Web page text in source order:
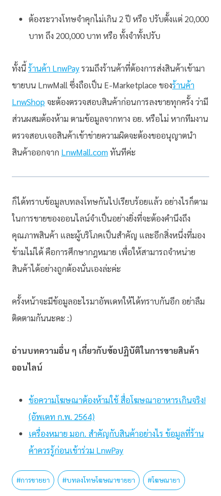
ต้องระวางโทษจำคุกไม่เกิน 2 ปี หรือ ปรับตั้งแต่ 20,000
บาท ถึง 200,000 บาท หรือ ทั้งจำทั้งปรับ
ทั้งนี้ร้านค้า LnwPayรวมถึงร้านค้าที่ต้องการส่งสินค้าเข้ามา
ขายบน LnwMall ซึ่งถือเป็น E-Marketplace ของร้านค้า
LnwShop จะต้องตรวจสอบสินค้าก่อนการลงขายทุกครั้ง ว่ามี
ส่วนผสมต้องห้าม ตามข้อมูลจากทาง อย. หรือไม่ หากทีมงาน
ตรวจสอบเจอสินค้าเข้าข่ายความผิดจะต้องขออนุญาตนำ
สินค้าออกจาก LnwMall.comทันทีค่ะ
ก็ได้ทราบข้อมูลบทลงโทษกันไปเรียบร้อยแล้ว อย่างไรก็ตาม
ในการขายของออนไลน์จำเป็นอย่างยิ่งที่จะต้องคำนึงถึง
คุณภาพสินค้า และผู้บริโภคเป็นสำคัญ และอีกสิ่งหนึ่งที่มอง
ข้ามไม่ได้ คือการศึกษากฎหมาย เพื่อให้สามารถจำหน่าย
สินค้าได้อย่างถูกต้องนั่นเองล่ะค่ะ
ครั้งหน้าจะมีข้อมูลอะไรมาอัพเดทให้ได้ทราบกันอีก อย่าลืม
ติดตามกันนะคะ :)
อ่านบทความอื่น ๆ เกี่ยวกับข้อปฏิบัติในการขายสินค้า
ออนไลน์
ข้อความโฆษณาต้องห้ามใช้ สื่อโฆษณาอาหารเกินจริง!
(อัพเดท ก.พ. 2564)
เครื่องหมาย มอก. สำคัญกับสินค้าอย่างไร ข้อมูลที่ร้าน
ค้าควรรู้ก่อนเข้าร่วม LnwPay
#การขายยา #บทลงโทษโฆษณาขายยา #โฆษณายา